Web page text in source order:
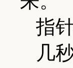
指
几